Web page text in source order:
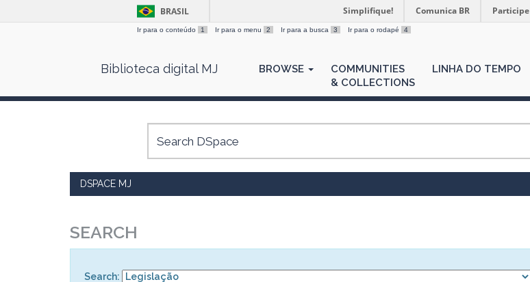
BRASIL Simplifique! Comunica BR Participe
Ir para o conteúdo 1 Ir para o menu 2 Ir para a busca 3 Ir para o rodapé 4
Biblioteca digital MJ BROWSE
COMMUNITIES
& COLLECTIONS
LINHA DO TEMPO
DSPACE MJ
SEARCH
Search: